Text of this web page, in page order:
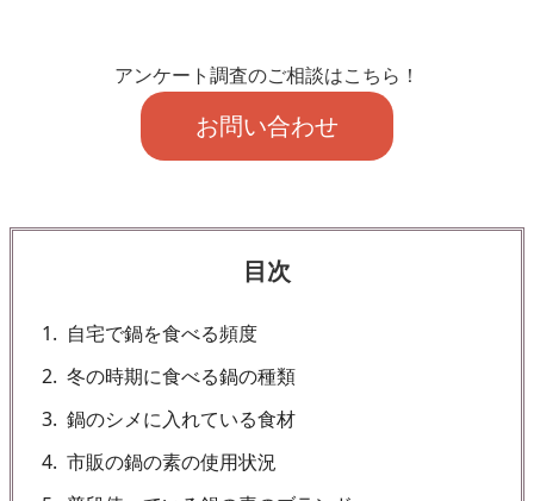
アンケート調査のご相談はこちら！
お問い合わせ
目次
1
自宅で鍋を食べる頻度
2 冬の時期に食べる鍋の種類
3 鍋のシメに入れている食材
4 市販の鍋の素の使用状況